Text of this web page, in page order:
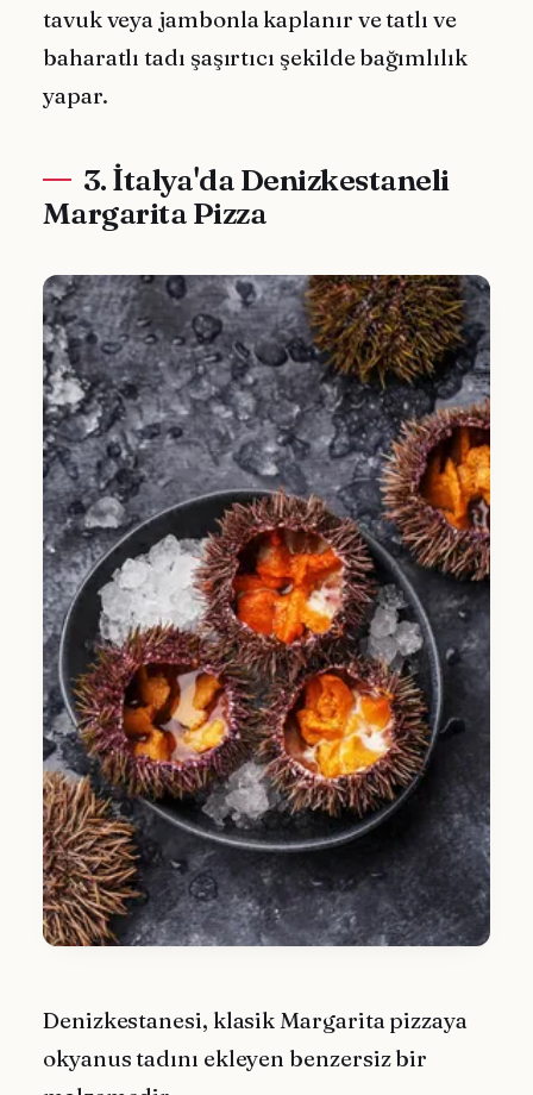
tavuk veya jambonla kaplanır ve tatlı ve
baharatlı tadı şaşırtıcı şekilde bağımlılık
yapar.
3. İtalya'da Denizkestaneli
Margarita Pizza
Denizkestanesi, klasik Margarita pizzaya
okyanus tadını ekleyen benzersiz bir